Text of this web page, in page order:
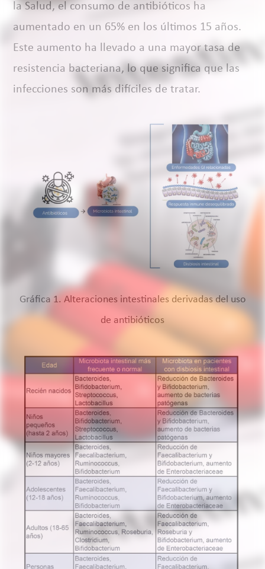
la Salud, el consumo de antibióticos ha
aumentado en un 65% en los últimos 15 años.
Este aumento ha llevado a una mayor tasa de
resistencia bacteriana, lo que significa que las
infecciones son más difíciles de tratar.
Gráfica 1. Alteraciones intestinales derivadas del uso
de antibióticos